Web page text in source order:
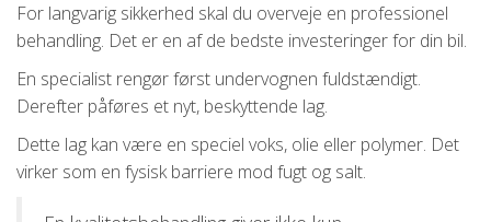
For langvarig sikkerhed skal du overveje en professionel
behandling. Det er en af de bedste investeringer for din bil.
En specialist rengør først undervognen fuldstændigt.
Derefter påføres et nyt, beskyttende lag.
Dette lag kan være en speciel voks, olie eller polymer. Det
virker som en fysisk barriere mod fugt og salt.